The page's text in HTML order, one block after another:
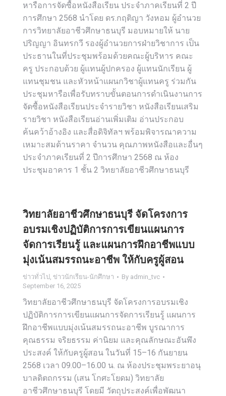
หารือการจัดซื้อหนังสือเรียน ประจำภาคเรียนที่ 2 ปี
การศึกษา 2568 นำโดย ดร.กฤติญา วังหอม ผู้อำนวย
การวิทยาลัยอาชีวศึกษาธนบุรี มอบหมายให้ นาย
ปริญญา อินทรกวี รองผู้อำนวยการฝ่ายวิชาการ เป็น
ประธานในที่ประชุมพร้อมด้วยคณะผู้บริหาร คณะ
ครู ประกอบด้วย ผู้แทนผู้ปกครอง ผู้แทนนักเรียน ผู้
แทนชุมชน และหัวหน้าแผนกวิชาผู้แทนครู ร่วมกัน
ประชุมหารือเพื่อรับทราบขั้นตอนการดำเนินงานการ
จัดซื้อหนังสือเรียนประจำรายวิชา หนังสือเรียนเสริม
รายวิชา หนังสือเรียนอ่านเพิ่มเติม อ่านประกอบ
ค้นคว้าอ้างอิง และสื่อดิจิทัลฯ พร้อมพิจารณาความ
เหมาะสมด้านราคา จำนวน คุณภาพหนังสือและอื่นๆ
ประจำภาคเรียนที่ 2 ปีการศึกษา 2568 ณ ห้อง
ประชุมอาคาร 1 ชั้น 2 วิทยาลัยอาชีวศึกษาธนบุรี
วิทยาลัยอาชีวศึกษาธนบุรี จัดโครงการ
อบรมเชิงปฏิบัติการการเขียนแผนการ
จัดการเรียนรู้ และแผนการฝึกอาชีพแบบ
มุ่งเน้นสมรรถนะอาชีพ ให้กับครูผู้สอน
ข่าวทั่วไป, ข่าวนักเรียน-นักศึกษา By admin_tvc
September 16, 2025
วิทยาลัยอาชีวศึกษาธนบุรี จัดโครงการอบรมเชิง
ปฏิบัติการการเขียนแผนการจัดการเรียนรู้ แผนการ
ฝึกอาชีพแบบมุ่งเน้นสมรรถนะอาชีพ บูรณาการ
คุณธรรม จริยธรรม ค่านิยม และคุณลักษณะอันพึง
ประสงค์ ให้กับครูผู้สอน ในวันที่ 15–16 กันยายน
2568 เวลา 09.00–16.00 น. ณ ห้องประชุมพระยาอนุ
บาลดิตถกรรม (เสน โกศะโยดม) วิทยาลัย
อาชีวศึกษาธนบุรี โดยมี วัตถุประสงค์เพื่อพัฒนา